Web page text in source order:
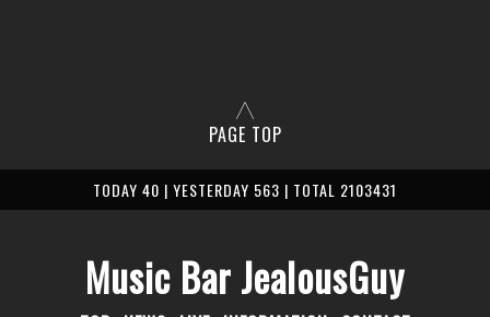
PAGE TOP
TODAY 40 | YESTERDAY 563 | TOTAL 2103431
Music Bar JealousGuy